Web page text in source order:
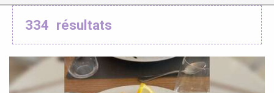
334 résultats